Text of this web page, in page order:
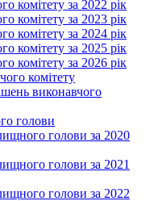
комітету за 2022 рік
комітету за 2023 рік
комітету за 2024 рік
комітету за 2025 рік
комітету за 2026 рік
комітету
виконавчого
голови
голови за 2020
голови за 2021
голови за 2022